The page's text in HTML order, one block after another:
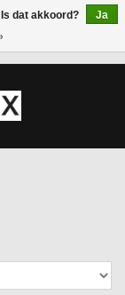
dat akkoord?
Ja